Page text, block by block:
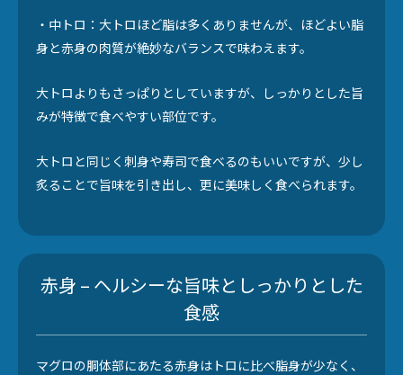
・中トロ：大トロほど脂は多くありませんが、ほどよい脂
身と赤身の肉質が絶妙なバランスで味わえます。
大トロよりもさっぱりとしていますが、しっかりとした旨
みが特徴で食べやすい部位です。
大トロと同じく刺身や寿司で食べるのもいいですが、少し
炙ることで旨味を引き出し、更に美味しく食べられます。
赤身 – ヘルシーな旨味としっかりとした
食感
マグロの胴体部にあたる赤身はトロに比べ脂身が少なく、